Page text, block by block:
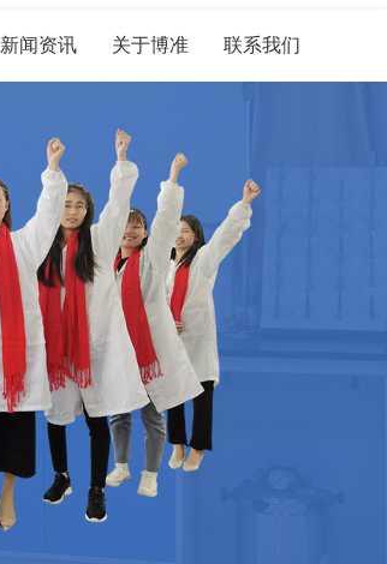
新闻资讯 关于博准 联系我们